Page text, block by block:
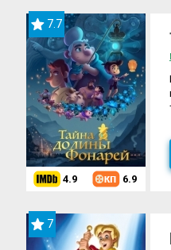
7.7
4.9 6.9
7